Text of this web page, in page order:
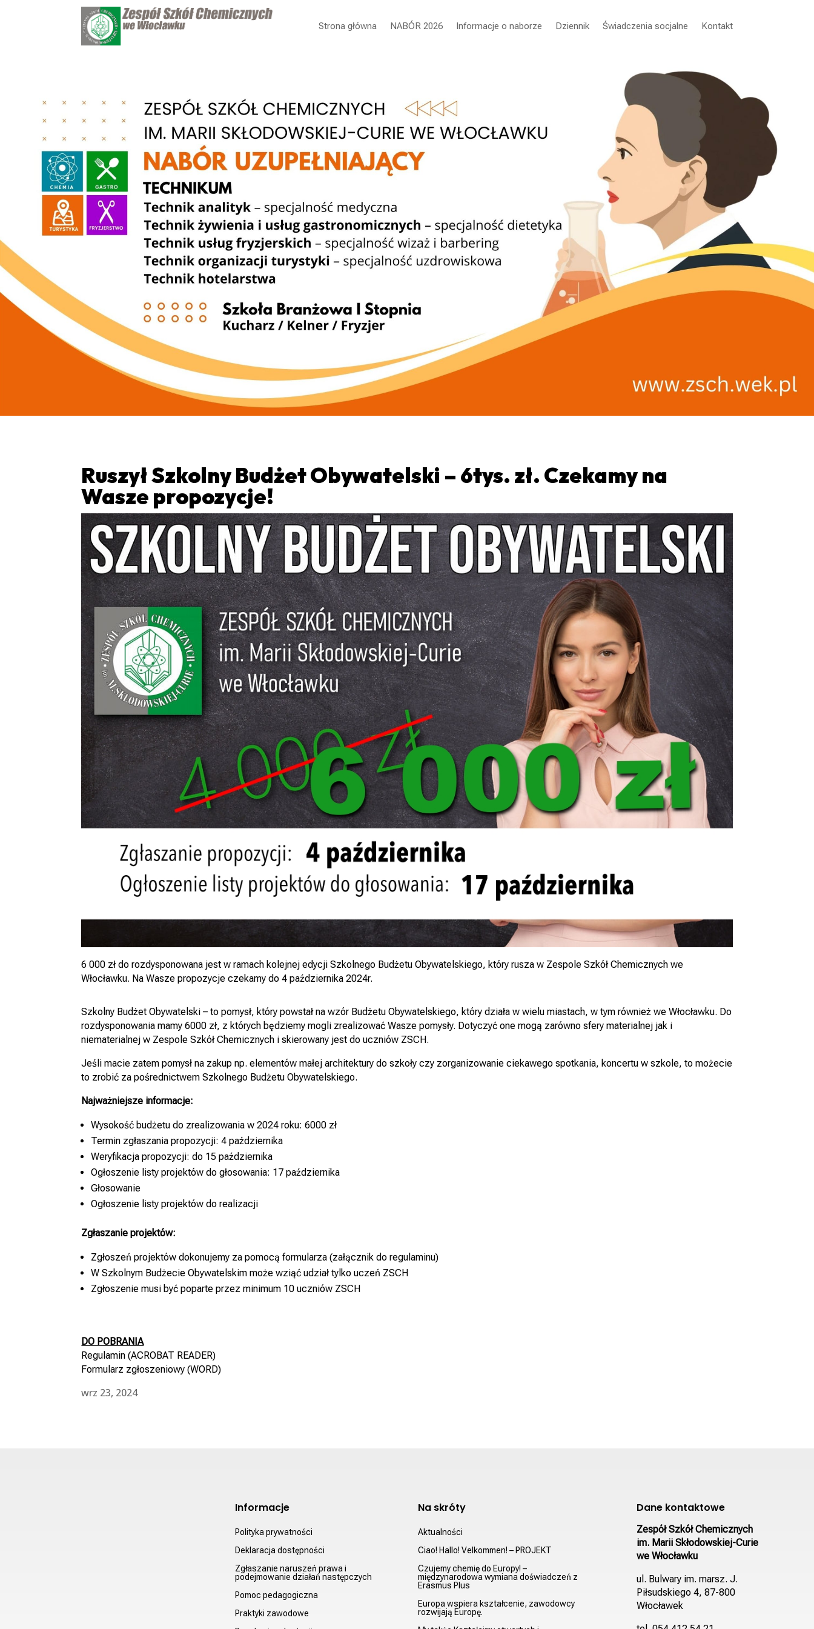
Strona główna NABÓR 2026 Informacje o naborze Dziennik Świadczenia socjalne Kontakt
Ruszył Szkolny Budżet Obywatelski – 6tys. zł. Czekamy na
Wasze propozycje!
6 000 zł do rozdysponowana jest w ramach kolejnej edycji Szkolnego Budżetu Obywatelskiego, który rusza w Zespole Szkół Chemicznych we
Włocławku. Na Wasze propozycje czekamy do 4 października 2024r.
Szkolny Budżet Obywatelski – to pomysł, który powstał na wzór Budżetu Obywatelskiego, który działa w wielu miastach, w tym również we Włocławku. Do
rozdysponowania mamy 6000 zł, z których będziemy mogli zrealizować Wasze pomysły. Dotyczyć one mogą zarówno sfery materialnej jak i
niematerialnej w Zespole Szkół Chemicznych i skierowany jest do uczniów ZSCH.
Jeśli macie zatem pomysł na zakup np. elementów małej architektury do szkoły czy zorganizowanie ciekawego spotkania, koncertu w szkole, to możecie
to zrobić za pośrednictwem Szkolnego Budżetu Obywatelskiego.
Najważniejsze informacje:
Wysokość budżetu do zrealizowania w 2024 roku: 6000 zł
Termin zgłaszania propozycji: 4 października
Weryfikacja propozycji: do 15 października
Ogłoszenie listy projektów do głosowania: 17 października
Głosowanie
Ogłoszenie listy projektów do realizacji
Zgłaszanie projektów:
Zgłoszeń projektów dokonujemy za pomocą formularza (załącznik do regulaminu)
W Szkolnym Budżecie Obywatelskim może wziąć udział tylko uczeń ZSCH
Zgłoszenie musi być poparte przez minimum 10 uczniów ZSCH
DO POBRANIA
Regulamin (ACROBAT READER)
Formularz zgłoszeniowy (WORD)
wrz 23, 2024
Informacje
Polityka prywatności
Deklaracja dostępności
Zgłaszanie naruszeń prawa i
podejmowanie działań następczych
Pomoc pedagogiczna
Praktyki zawodowe
Na skróty
Aktualności
Ciao! Hallo! Velkommen! – PROJEKT
Czujemy chemię do Europy! –
międzynarodowa wymiana doświadczeń z
Erasmus Plus
Europa wspiera kształcenie, zawodowcy
rozwijają Europę.
Dane kontaktowe
Zespół Szkół Chemicznych
im. Marii Skłodowskiej-Curie
we Włocławku
ul. Bulwary im. marsz. J.
Piłsudskiego 4, 87-800
Włocławek